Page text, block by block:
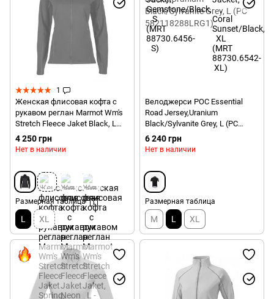
1
Женская флисовая кофта с
рукавом реглан Marmot Wm's
Stretch Fleece Jaket Black, L
(MRT 89660.001-L)
4 250 грн
Нет в наличии
Размерная таблица
L XL
Велоджерси POC Essential
Road Jersey,Uranium
Black/Sylvanite Grey, L (PC
582118288LRG1)
6 240 грн
Нет в наличии
Размерная таблица
M L XL